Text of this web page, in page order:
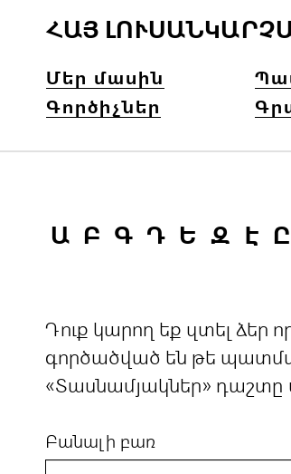
ՀԱՅ
Մեր մասին
Գործիչներ
Ա Բ Գ Դ Ե Զ Է Ը
Դուք կարող եք զտել ձեր
գործածված են թե
«Տասնամյակներ» դաշտը
Բանալի բառ